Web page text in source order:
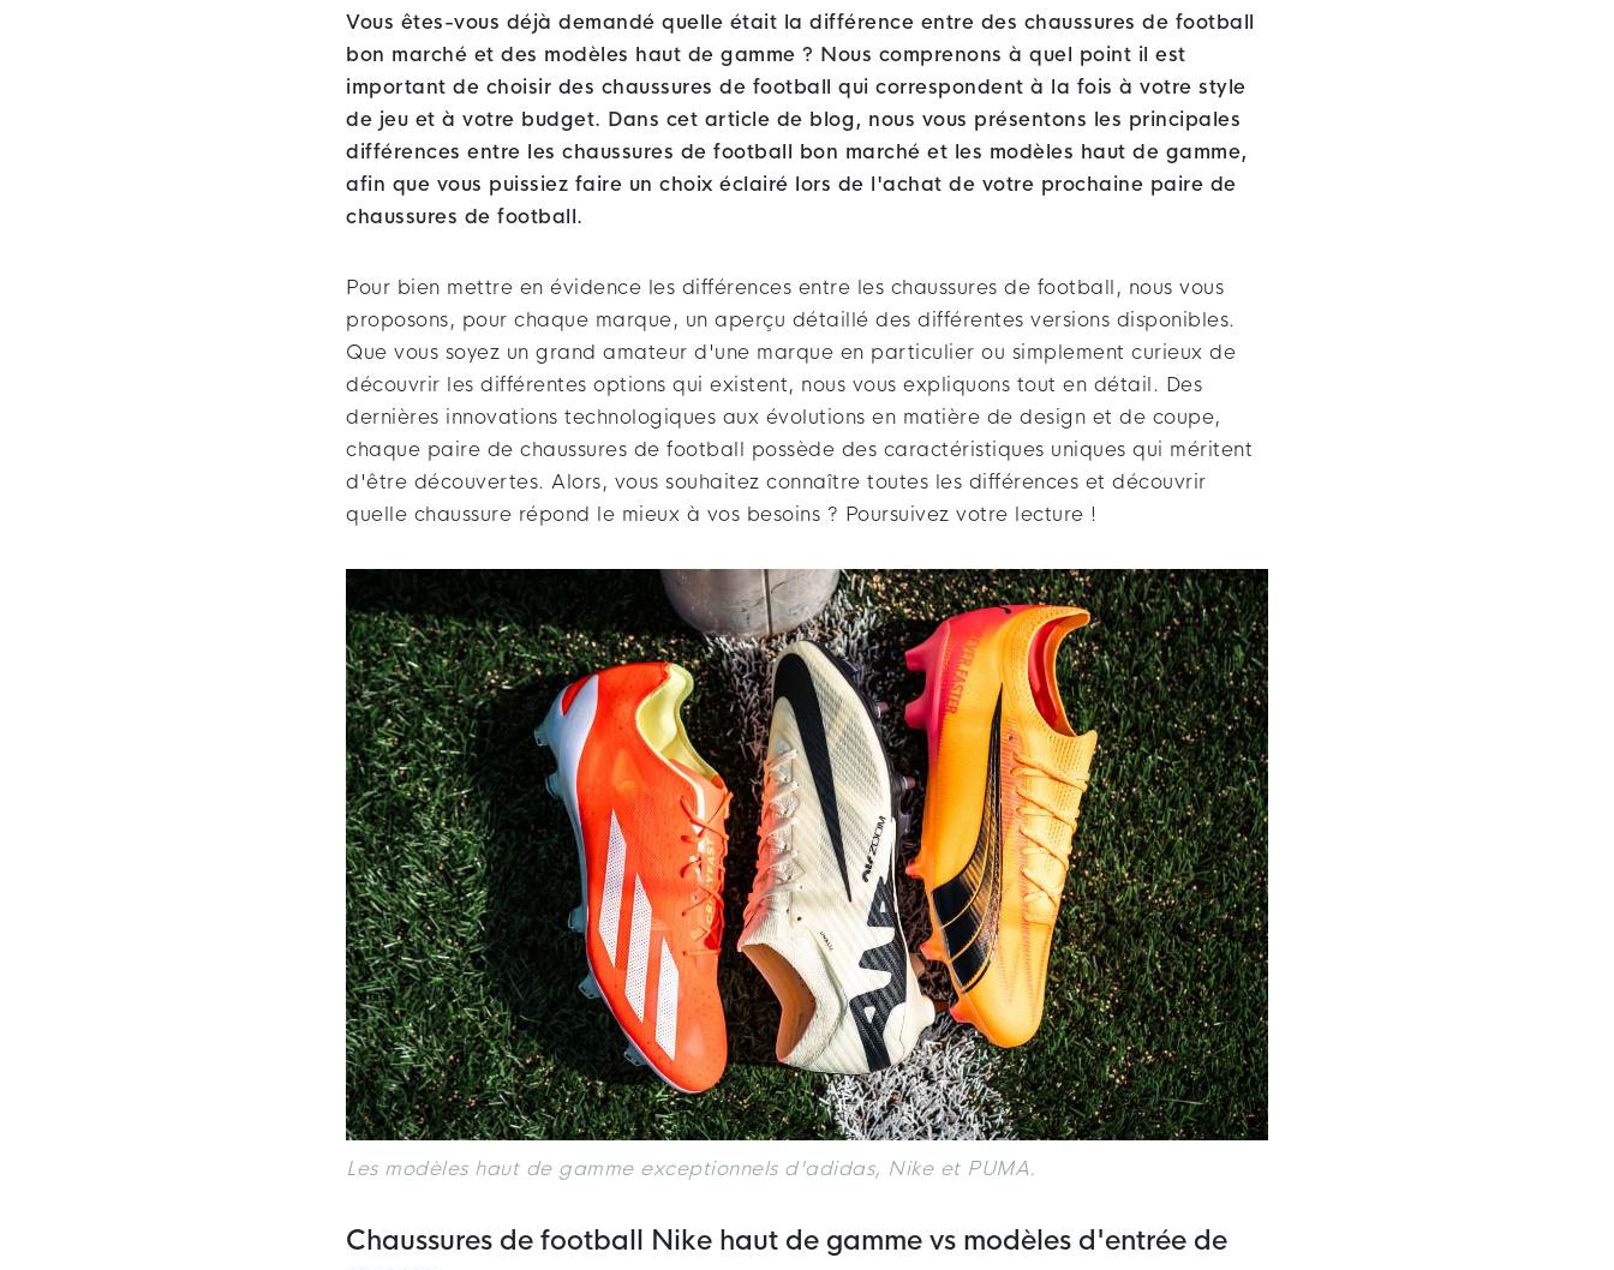
Vous êtes-vous déjà demandé quelle était la différence entre des chaussures de football
bon marché et des modèles haut de gamme ? Nous comprenons à quel point il est
important de choisir des chaussures de football qui correspondent à la fois à votre style
de jeu et à votre budget. Dans cet article de blog, nous vous présentons les principales
différences entre les chaussures de football bon marché et les modèles haut de gamme,
afin que vous puissiez faire un choix éclairé lors de l'achat de votre prochaine paire de
chaussures de football.
Pour bien mettre en évidence les différences entre les chaussures de football, nous vous
proposons, pour chaque marque, un aperçu détaillé des différentes versions disponibles.
Que vous soyez un grand amateur d'une marque en particulier ou simplement curieux de
découvrir les différentes options qui existent, nous vous expliquons tout en détail. Des
dernières innovations technologiques aux évolutions en matière de design et de coupe,
chaque paire de chaussures de football possède des caractéristiques uniques qui méritent
d'être découvertes. Alors, vous souhaitez connaître toutes les différences et découvrir
quelle chaussure répond le mieux à vos besoins ? Poursuivez votre lecture !
Les modèles haut de gamme exceptionnels d'adidas, Nike et PUMA.
Chaussures de football Nike haut de gamme vs modèles d'entrée de